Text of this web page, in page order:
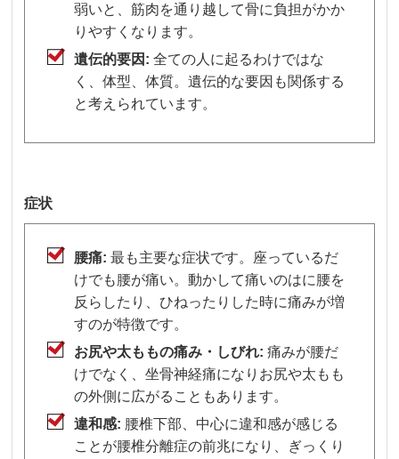
弱いと、筋肉を通り越して骨に負担がかか
りやすくなります。
遺伝的要因: 全ての人に起るわけではな
く、体型、体質。遺伝的な要因も関係する
と考えられています。
症状
腰痛: 最も主要な症状です。座っているだ
けでも腰が痛い。動かして痛いのはに腰を
反らしたり、ひねったりした時に痛みが増
すのが特徴です。
お尻や太ももの痛み・しびれ: 痛みが腰だ
けでなく、坐骨神経痛になりお尻や太もも
の外側に広がることもあります。
違和感: 腰椎下部、中心に違和感が感じる
ことが腰椎分離症の前兆になり、ぎっくり